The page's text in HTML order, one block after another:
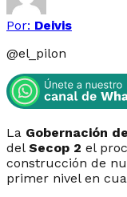
Por: Deivis
@el_pilon
La Gobernación
del Secop 2 el
construcción de
primer nivel en